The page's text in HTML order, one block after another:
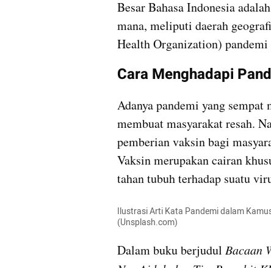
Besar Bahasa Indonesia
mana, meliputi daerah
Health Organization) pandemi
Cara Menghadapi
Adanya pandemi yang
membuat masyarakat resah.
pemberian vaksin bagi
Vaksin merupakan cairan
tahan tubuh terhadap suatu
Ilustrasi Arti Kata Pandemi dalam
(Unsplash.com)
Dalam buku berjudul Bacaan